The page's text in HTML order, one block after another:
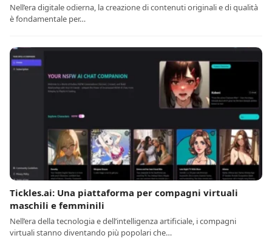
Nell’era digitale odierna, la creazione di contenuti originali e di qualità
è fondamentale per…
Tickles.ai: Una piattaforma per compagni virtuali
maschili e femminili
Nell’era della tecnologia e dell’intelligenza artificiale, i compagni
virtuali stanno diventando più popolari che…